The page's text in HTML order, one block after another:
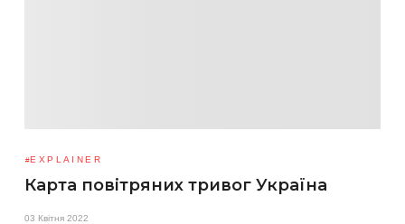
EXPLAINER
Карта повітряних тривог Україна
03 Квітня 2022